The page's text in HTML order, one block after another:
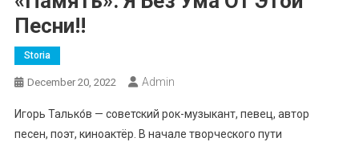
Песни!!
Storia
December 20, 2022 Admin
Игорь Талько́в — советский рок-музыкант, певец, автор
песен, поэт, киноактёр. В начале творческого пути